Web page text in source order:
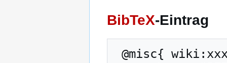
BibTeX-Eintrag